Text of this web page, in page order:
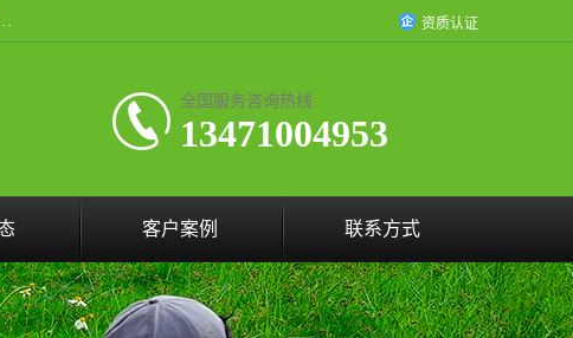
，南宁灭白蚁公司，南宁除四害公司,广西亿之豪有害生物防治服务有限公司专业灭蟑螂,除臭虫,其他害虫,服务上门,安全环保,售后保障,一次消杀，竭诚为您服务. 资质认证
全国服务咨询热线:
13471004953
客户案例 联系方式